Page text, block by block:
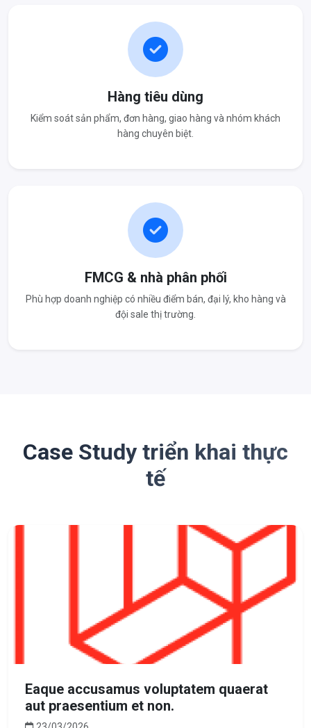
Hàng tiêu dùng
Kiểm soát sản phẩm, đơn hàng, giao hàng và nhóm khách
hàng chuyên biệt.
FMCG & nhà phân phối
Phù hợp doanh nghiệp có nhiều điểm bán, đại lý, kho hàng và
đội sale thị trường.
Case Study triển khai thực
tế
Eaque accusamus voluptatem quaerat
aut praesentium et non.